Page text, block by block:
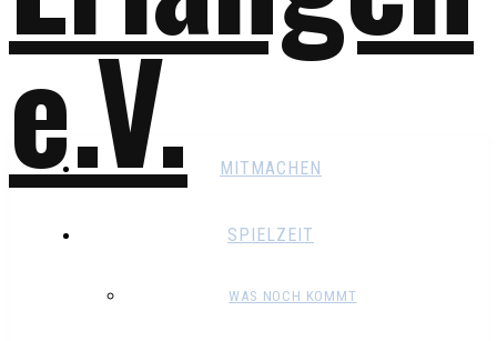
MITMACHEN
SPIELZEIT
WAS NOCH KOMMT